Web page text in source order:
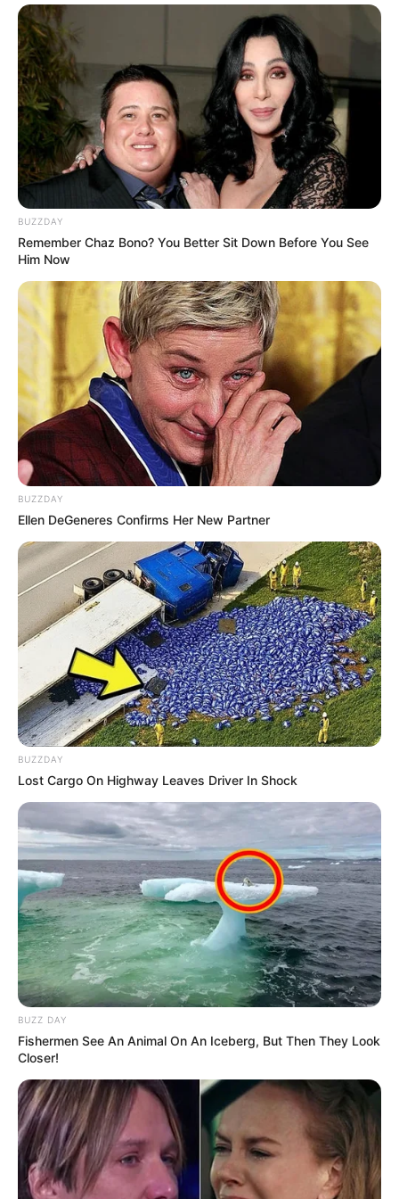
Twitter:
Weibo:KIMSEJEONG_金世正
V Live:김세정 (KIM SE JEONG)
Fakta Menarik
Moto Sejeong: Coba sekali lagi di saat terakhir: Ketika Anda
merasa ini adalah yang terakhir, lakukan lagi dua kali lagi!
Anggota I.O.I (peringkat 2 di Produce 101)
Trainee selama 1 tahun 11 bulan.
Debutnya sebagai solois pada 23 November 2016 dengan single
utama Flower Road.
Sejeong berkolaborasi dengan Taeil Block B untuk laguShe
Loves Me, She Loves Me Not.
Sejeong berperan dalam program variety NetflixThe Culprit is
You, bersama dengan Yoo Jay Suk dan Lee Kwang Soo dan
Sehun EXO.
Pada 16 Oktober 2018 Sejeong merilis OST untukMr.
Pada 1 November 2018 dia merilis duet dengan Lyn, berjudul
Run to You.
Berteman dengan Wendy Red Velvet.
Panutannya adalah solois IU.
6. Sally
(foto: instagram/gu9udan)
Biodata & Profil
Nama Lengkap: Liu Xie Ning
Nama Korea: Ryu Sa Jeo
BUZZDAY
Remember Chaz Bono? You Better Sit Down Before You See
Him Now
BUZZDAY
Ellen DeGeneres Confirms Her New Partner
BUZZDAY
Lost Cargo On Highway Leaves Driver In Shock
BUZZ DAY
Fishermen See An Animal On An Iceberg, But Then They Look
Closer!